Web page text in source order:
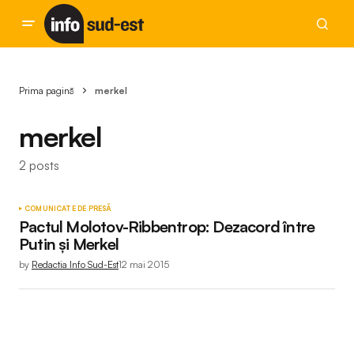
Prima pagină merkel
merkel
2 posts
COMUNICATE DE PRESĂ
Pactul Molotov-Ribbentrop: Dezacord între
Putin și Merkel
by Redactia Info Sud-Est12 mai 2015